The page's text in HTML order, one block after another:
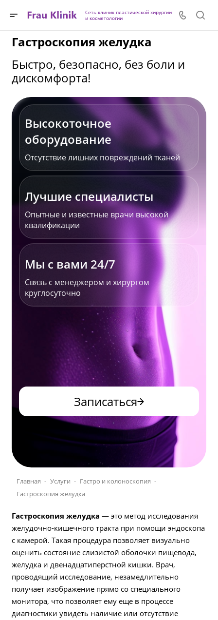
Сеть клиник пластической хирургии
и косметологии
Гастроскопия желудка
Быстро, безопасно, без боли и
дискомфорта!
Высокоточное
оборудование
Отсутствие лишних повреждений тканей
Лучшие специалисты
Опытные и известные врачи высокой
квалификации
Мы с вами 24/7
Связь с менеджером и хирургом
круглосуточно
Записаться
Главная Услуги
Гастро и колоноскопия
Гастроскопия желудка
Гастроскопия желудка — это метод исследования
желудочно-кишечного тракта при помощи эндоскопа
с камерой. Такая процедура позволяет визуально
оценить состояние слизистой оболочки пищевода,
желудка и двенадцатиперстной кишки. Врач,
проводящий исследование, незамедлительно
получает изображение прямо со специального
монитора, что позволяет ему еще в процессе
диагностики увидеть наличие или отсутствие